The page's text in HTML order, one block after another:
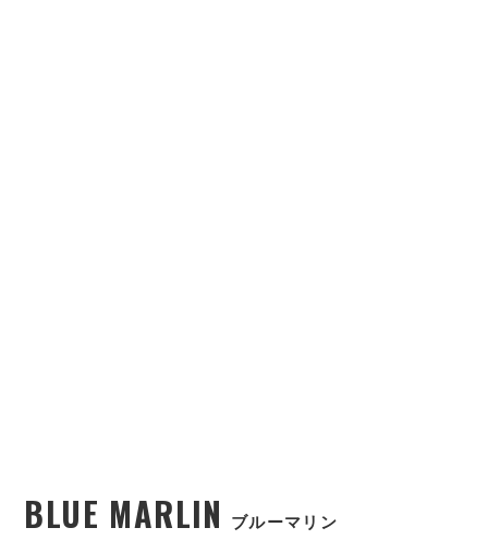
BLUE MARLIN ブルーマリン